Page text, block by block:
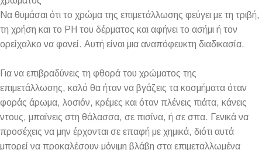
Να θυμάσαι ότι το χρώμα της επιμετάλλωσης φεύγει με τη τριβή,
τη χρήση και το PH του δέρματος και αφήνει το ασήμι ή τον
ορείχαλκο να φανεί. Αυτή είναι μια αναπόφευκτη διαδικασία.
Για να επιβραδύνεις τη φθορά του χρώματος της
επιμετάλλωσης, καλό θα ήταν να βγάζεις τα κοσμήματα όταν
φοράς άρωμα, λοσιόν, κρέμες και όταν πλένεις πιάτα, κάνεις
ντους, μπαίνεις στη θάλασσα, σε πισίνα, ή σε σπα. Γενικά να
προσέχεις να μην έρχονται σε επαφή με χημικά, διότι αυτά
μπορεί να προκαλέσουν μόνιμη βλάβη στα επιμεταλλωμένα